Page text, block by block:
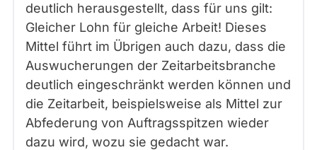
deutlich herausgestellt, dass für uns gilt:
Gleicher Lohn für gleiche Arbeit! Dieses
Mittel führt im Übrigen auch dazu, dass die
Auswucherungen der Zeitarbeitsbranche
deutlich eingeschränkt werden können und
die Zeitarbeit, beispielsweise als Mittel zur
Abfederung von Auftragsspitzen wieder
dazu wird, wozu sie gedacht war.